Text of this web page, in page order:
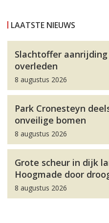
LAATSTE NIEUWS
Slachtoffer
overleden
8 augustus 2026
Park Cronesteyn
onveilige bomen
8 augustus 2026
Grote scheur in dijk
Hoogmade door
8 augustus 2026